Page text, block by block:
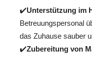
✔️Unterstützung im
Betreuungspersonal
das Zuhause sauber
✔️Zubereitung von